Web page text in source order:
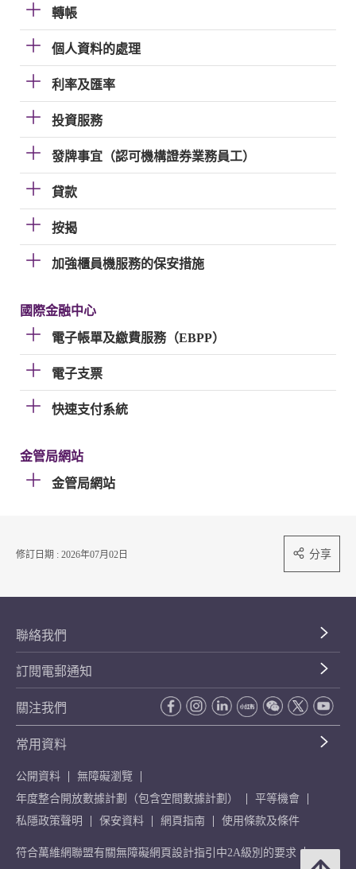
轉帳
個人資料的處理
利率及匯率
投資服務
發牌事宜（認可機構證券業務員工）
貸款
按揭
加強櫃員機服務的保安措施
國際金融中心
電子帳單及繳費服務（EBPP）
電子支票
快速支付系統
金管局網站
金管局網站
修訂日期 : 2026年07月02日 分享
聯絡我們
訂閱電郵通知
關注我們
常用資料
公開資料
無障礙瀏覽
年度整合開放數據計劃（包含空間數據計劃）
平等機會
私隱政策聲明
保安資料 網頁指南 使用條款及條件
符合萬維網聯盟有關無障礙網頁設計指引中2A級別的要求